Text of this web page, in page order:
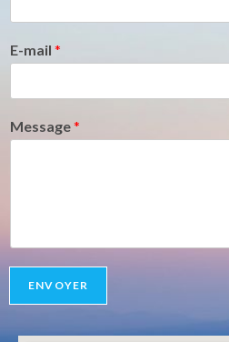
E-mail *
Message*
ENVOYER